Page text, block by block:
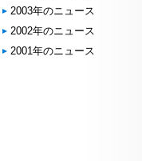
2003年のニュース
2002年のニュース
2001年のニュース